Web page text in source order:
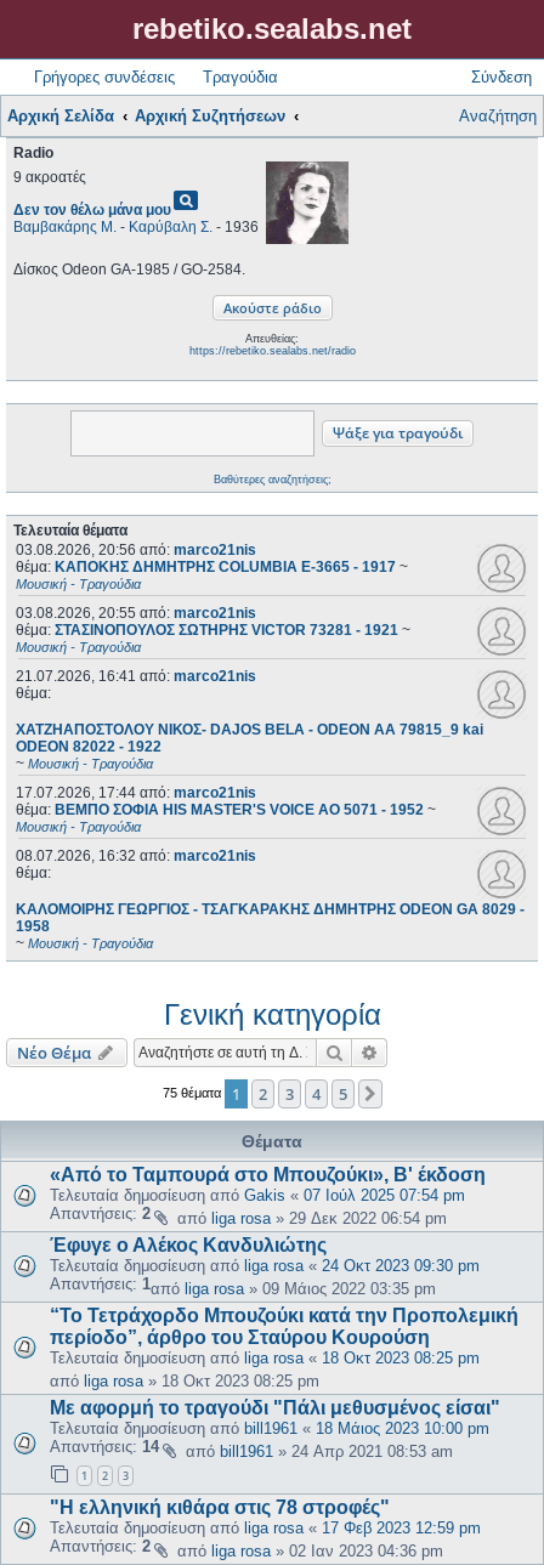
rebetiko.sealabs.net
Γρήγορες συνδέσεις Τραγούδια Σύνδεση
Αρχική Σελίδα Αρχική Συζητήσεων Αναζήτηση
Radio
9 ακροατές
Δεν τον θέλω μάνα μουpageview
Βαμβακάρης Μ. - Καρύβαλη Σ. - 1936
Δίσκος Odeon GA-1985 / GO-2584.
Απευθείας:
https://rebetiko.sealabs.net/radio
Βαθύτερες αναζητήσεις;
Τελευταία θέματα
03.08.2026, 20:56 από: marco21nis
θέμα: ΚΑΠΟΚΗΣ ΔΗΜΗΤΡΗΣ COLUMBIA E-3665 - 1917 ~
Μουσική - Τραγούδια
03.08.2026, 20:55 από: marco21nis
θέμα: ΣΤΑΣΙΝΟΠΟΥΛΟΣ ΣΩΤΗΡΗΣ VICTOR 73281 - 1921 ~
Μουσική - Τραγούδια
21.07.2026, 16:41 από: marco21nis
θέμα:
ΧΑΤΖΗΑΠΟΣΤΟΛΟΥ ΝΙΚΟΣ- DAJOS BELA - ODEON AA 79815_9 kai
ODEON 82022 - 1922
~ Μουσική - Τραγούδια
17.07.2026, 17:44 από: marco21nis
θέμα: ΒΕΜΠΟ ΣΟΦΙΑ HIS MASTER'S VOICE AO 5071 - 1952 ~
Μουσική - Τραγούδια
08.07.2026, 16:32 από: marco21nis
θέμα:
ΚΑΛΟΜΟΙΡΗΣ ΓΕΩΡΓΙΟΣ - ΤΣΑΓΚΑΡΑΚΗΣ ΔΗΜΗΤΡΗΣ ODEON GA 8029 -
1958
~ Μουσική - Τραγούδια
Γενική κατηγορία
Νέο Θέμα Αναζήτηση
75 θέματα 1 2 3 4 5
Θέματα
«Από το Ταμπουρά στο Μπουζούκι», Β' έκδοση
Τελευταία δημοσίευση από Gakis « 07 Ιούλ 2025 07:54 pm
Απαντήσεις: 2 από liga rosa » 29 Δεκ 2022 06:54 pm
Έφυγε ο Αλέκος Κανδυλιώτης
Τελευταία δημοσίευση από liga rosa « 24 Οκτ 2023 09:30 pm
Απαντήσεις: 1από liga rosa » 09 Μάιος 2022 03:35 pm
“Το Τετράχορδο Μπουζούκι κατά την Προπολεμική
περίοδο”, άρθρο του Σταύρου Κουρούση
Τελευταία δημοσίευση από liga rosa « 18 Οκτ 2023 08:25 pm
από liga rosa » 18 Οκτ 2023 08:25 pm
Με αφορμή το τραγούδι "Πάλι μεθυσμένος είσαι"
Τελευταία δημοσίευση από bill1961 « 18 Μάιος 2023 10:00 pm
Απαντήσεις: 14 από bill1961 » 24 Απρ 2021 08:53 am
1 2 3
"Η ελληνική κιθάρα στις 78 στροφές"
Τελευταία δημοσίευση από liga rosa « 17 Φεβ 2023 12:59 pm
Απαντήσεις: 2 από liga rosa » 02 Ιαν 2023 04:36 pm